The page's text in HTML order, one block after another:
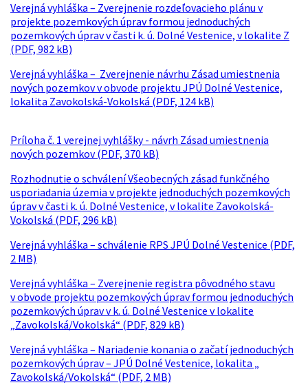
Verejná vyhláška – Zverejnenie rozdeľovacieho plánu v
projekte pozemkových úprav formou jednoduchých
pozemkových úprav v časti k. ú. Dolné Vestenice, v lokalite Z
(PDF, 982 kB)
Verejná vyhláška – Zverejnenie návrhu Zásad umiestnenia
nových pozemkov v obvode projektu JPÚ Dolné Vestenice,
lokalita Zavokolská-Vokolská (PDF, 124 kB)
Príloha č. 1 verejnej vyhlášky - návrh Zásad umiestnenia
nových pozemkov (PDF, 370 kB)
Rozhodnutie o schválení Všeobecných zásad funkčného
usporiadania územia v projekte jednoduchých pozemkových
úprav v časti k. ú. Dolné Vestenice, v lokalite Zavokolská-
Vokolská (PDF, 296 kB)
Verejná vyhláška – schválenie RPS JPÚ Dolné Vestenice (PDF,
2 MB)
Verejná vyhláška – Zverejnenie registra pôvodného stavu
v obvode projektu pozemkových úprav formou jednoduchých
pozemkových úprav v k. ú. Dolné Vestenice v lokalite
„Zavokolská/Vokolská“ (PDF, 829 kB)
Verejná vyhláška – Nariadenie konania o začatí jednoduchých
pozemkových úprav – JPÚ Dolné Vestenice, lokalita „
Zavokolská/Vokolská“ (PDF, 2 MB)